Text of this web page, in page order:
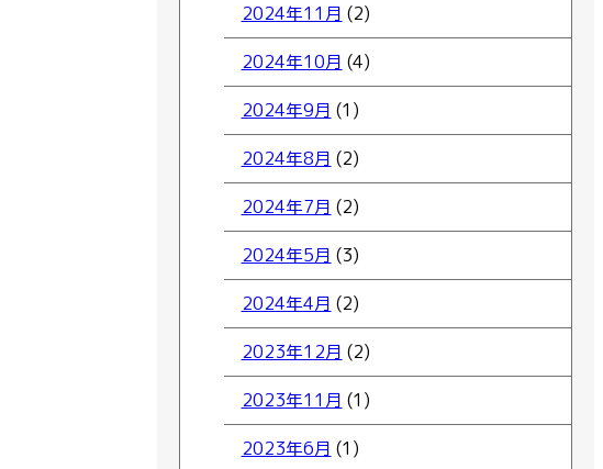
2024年11月 (2)
2024年10月 (4)
2024年9月 (1)
2024年8月 (2)
2024年7月 (2)
2024年5月 (3)
2024年4月 (2)
2023年12月 (2)
2023年11月 (1)
2023年6月 (1)